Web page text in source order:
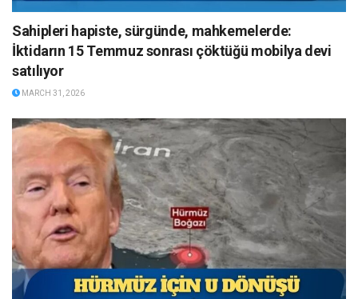
Sahipleri hapiste, sürgünde, mahkemelerde:
İktidarın 15 Temmuz sonrası çöktüğü mobilya devi
satılıyor
MARCH 31, 2026